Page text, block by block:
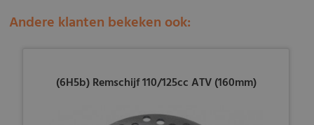
Andere klanten bekeken ook:
(6H5b) Remschijf 110/125cc ATV (160mm)